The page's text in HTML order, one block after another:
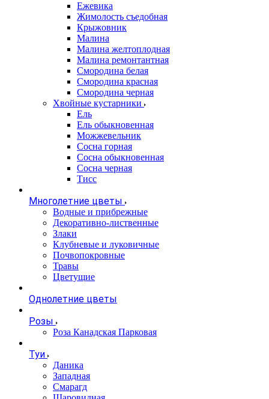
Ежевика
Жимолость съедобная
Крыжовник
Малина
Малина желтоплодная
Малина ремонтантная
Смородина белая
Смородина красная
Смородина черная
Хвойные кустарники
Ель
Ель обыкновенная
Можжевельник
Сосна горная
Сосна обыкновенная
Сосна черная
Тисс
Многолетние цветы
Водные и прибрежные
Декоративно-лиственные
Злаки
Клубневые и луковичные
Почвопокровные
Травы
Цветущие
Однолетние цветы
Розы
Роза Канадская Парковая
Туи
Даника
Западная
Смарагд